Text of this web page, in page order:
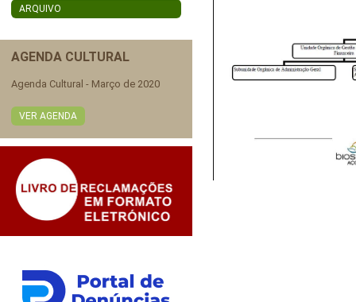
ARQUIVO
AGENDA CULTURAL
Agenda Cultural - Março de 2020
VER AGENDA